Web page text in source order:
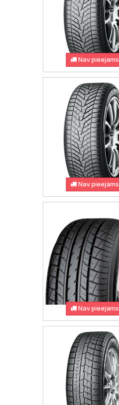
Nav pieejams
Nav pieejams
Nav pieejams